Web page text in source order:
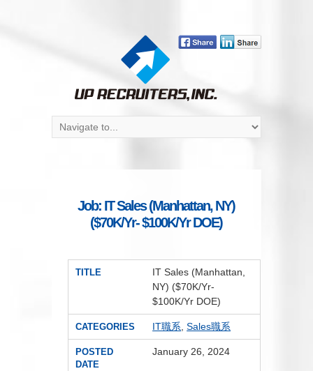
Job: IT Sales (Manhattan, NY)
($70K/Yr- $100K/Yr DOE)
TITLE
IT Sales (Manhattan,
NY) ($70K/Yr-
$100K/Yr DOE)
CATEGORIES IT職系 ,Sales職系
POSTED
DATE
January 26, 2024